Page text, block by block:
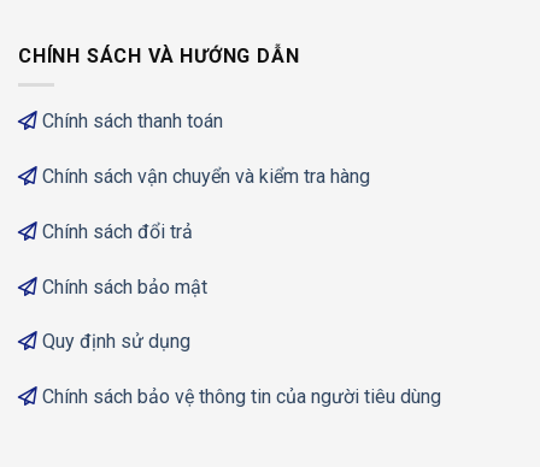
CHÍNH SÁCH VÀ HƯỚNG DẪN
Chính sách thanh toán
Chính sách vận chuyển và kiểm tra hàng
Chính sách đổi trả
Chính sách bảo mật
Quy định sử dụng
Chính sách bảo vệ thông tin của người tiêu dùng